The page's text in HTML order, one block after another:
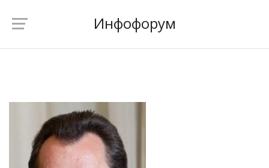
Инфофорум